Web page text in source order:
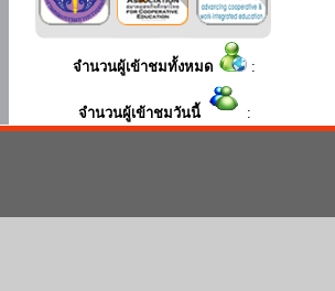
จำนวนผู้เข้าชมทั้งหมด :
จำนวนผู้เข้าชมวันนี้ :